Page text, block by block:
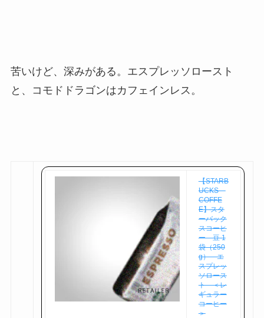
苦いけど、深みがある。エスプレッソロースト
と、コモドドラゴンはカフェインレス。
【STARB
UCKS
COFFE
E】スタ
ーバック
スコーヒ
ー 豆 1
袋（250
g） エ
スプレッ
ソロース
ト ＜レ
ギュラー
コーヒー
＞